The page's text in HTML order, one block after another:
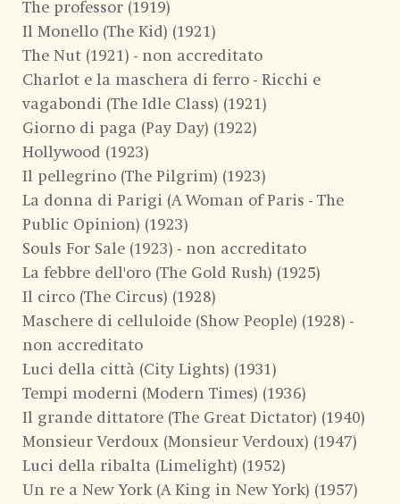
The professor (1919)
Il Monello (The Kid) (1921)
The Nut (1921) - non accreditato
Charlot e la maschera di ferro - Ricchi e
vagabondi (The Idle Class) (1921)
Giorno di paga (Pay Day) (1922)
Hollywood (1923)
Il pellegrino (The Pilgrim) (1923)
La donna di Parigi (A Woman of Paris - The
Public Opinion) (1923)
Souls For Sale (1923) - non accreditato
La febbre dell'oro (The Gold Rush) (1925)
Il circo (The Circus) (1928)
Maschere di celluloide (Show People) (1928) -
non accreditato
Luci della città (City Lights) (1931)
Tempi moderni (Modern Times) (1936)
Il grande dittatore (The Great Dictator) (1940)
Monsieur Verdoux (Monsieur Verdoux) (1947)
Luci della ribalta (Limelight) (1952)
Un re a New York (A King in New York) (1957)